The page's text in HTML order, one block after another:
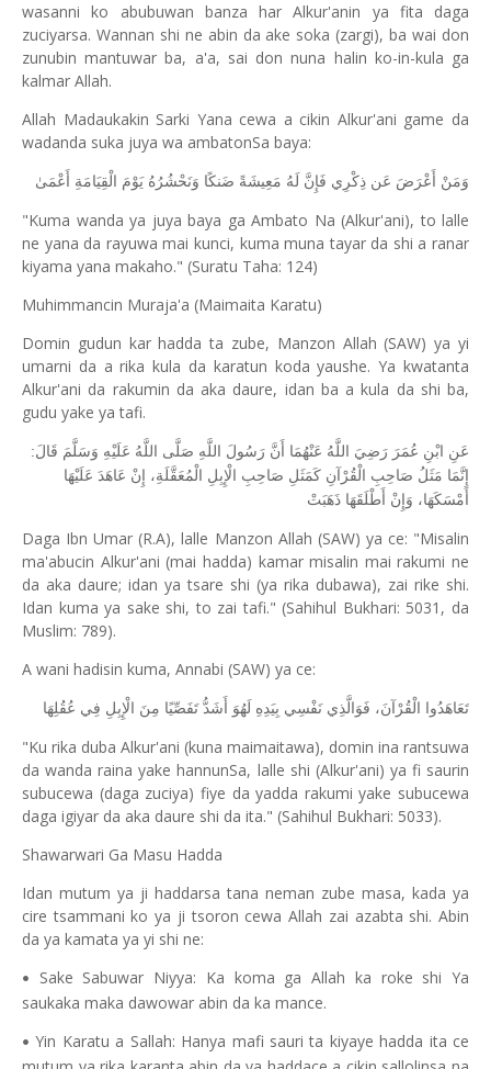
wasanni ko abubuwan banza har Alkur'anin ya fita daga
zuciyarsa. Wannan shi ne abin da ake soka (zargi), ba wai don
zunubin mantuwar ba, a'a, sai don nuna halin ko-in-kula ga
kalmar Allah.
Allah Madaukakin Sarki Yana cewa a cikin Alkur'ani game da
wadanda suka juya wa ambatonSa baya:
وَمَنْ أَعْرَضَ عَن ذِكْرِي فَإِنَّ لَهُ مَعِيشَةً ضَنكًا وَنَحْشُرُهُ يَوْمَ الْقِيَامَةِ أَعْمَىٰ
"Kuma wanda ya juya baya ga Ambato Na (Alkur'ani), to lalle
ne yana da rayuwa mai kunci, kuma muna tayar da shi a ranar
kiyama yana makaho." (Suratu Taha: 124)
Muhimmancin Muraja'a (Maimaita Karatu)
Domin gudun kar hadda ta zube, Manzon Allah (SAW) ya yi
umarni da a rika kula da karatun koda yaushe. Ya kwatanta
Alkur'ani da rakumin da aka daure, idan ba a kula da shi ba,
gudu yake ya tafi.
عَنِ ابْنِ عُمَرَ رَضِيَ اللَّهُ عَنْهُمَا أَنَّ رَسُولَ اللَّهِ صَلَّى اللَّهُ عَلَيْهِ وَسَلَّمَ قَالَ:
إِنَّمَا مَثَلُ صَاحِبِ الْقُرْآنِ كَمَثَلِ صَاحِبِ الْإِبِلِ الْمُعَقَّلَةِ، إِنْ عَاهَدَ عَلَيْهَا
أَمْسَكَهَا، وَإِنْ أَطْلَقَهَا ذَهَبَتْ
Daga Ibn Umar (R.A), lalle Manzon Allah (SAW) ya ce: "Misalin
ma'abucin Alkur'ani (mai hadda) kamar misalin mai rakumi ne
da aka daure; idan ya tsare shi (ya rika dubawa), zai rike shi.
Idan kuma ya sake shi, to zai tafi." (Sahihul Bukhari: 5031, da
Muslim: 789).
A wani hadisin kuma, Annabi (SAW) ya ce:
تَعَاهَدُوا الْقُرْآنَ، فَوَالَّذِي نَفْسِي بِيَدِهِ لَهُوَ أَشَدُّ تَفَصِّيًا مِنَ الْإِبِلِ فِي عُقُلِهَا
"Ku rika duba Alkur'ani (kuna maimaitawa), domin ina rantsuwa
da wanda raina yake hannunSa, lalle shi (Alkur'ani) ya fi saurin
subucewa (daga zuciya) fiye da yadda rakumi yake subucewa
daga igiyar da aka daure shi da ita." (Sahihul Bukhari: 5033).
Shawarwari Ga Masu Hadda
Idan mutum ya ji haddarsa tana neman zube masa, kada ya
cire tsammani ko ya ji tsoron cewa Allah zai azabta shi. Abin
da ya kamata ya yi shi ne:
•
Sake Sabuwar Niyya: Ka koma ga Allah ka roke shi Ya
saukaka maka dawowar abin da ka mance.
• Yin Karatu a Sallah: Hanya mafi sauri ta kiyaye hadda ita ce